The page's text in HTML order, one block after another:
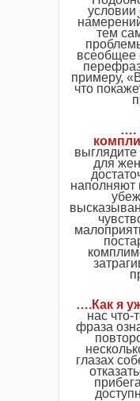
условии
тем
всеобщее
примеру,
что
….
выглядите
для
наполняют
….Как я
нас что-
фраза
глазах